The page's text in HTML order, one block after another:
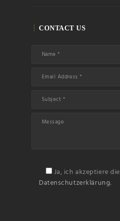
CONTACT US
Ja, ich akzeptiere die
Datenschutzerklärung.